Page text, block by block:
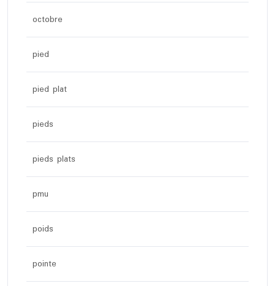
octobre
pied
pied plat
pieds
pieds plats
pmu
poids
pointe